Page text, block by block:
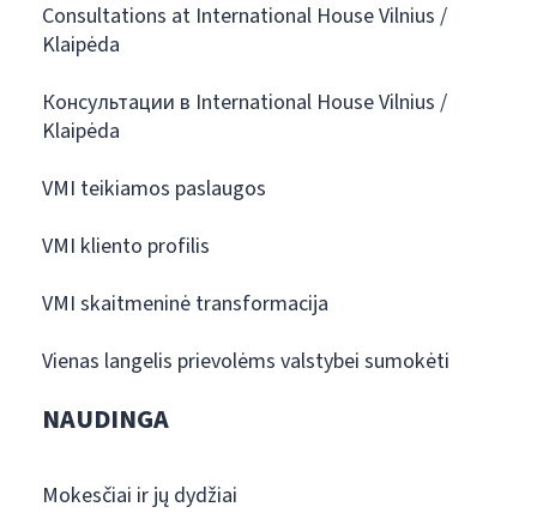
Consultations at International House Vilnius /
Klaipėda
Консультации в International House Vilnius /
Klaipėda
VMI teikiamos paslaugos
VMI kliento profilis
VMI skaitmeninė transformacija
Vienas langelis prievolėms valstybei sumokėti
NAUDINGA
Mokesčiai ir jų dydžiai